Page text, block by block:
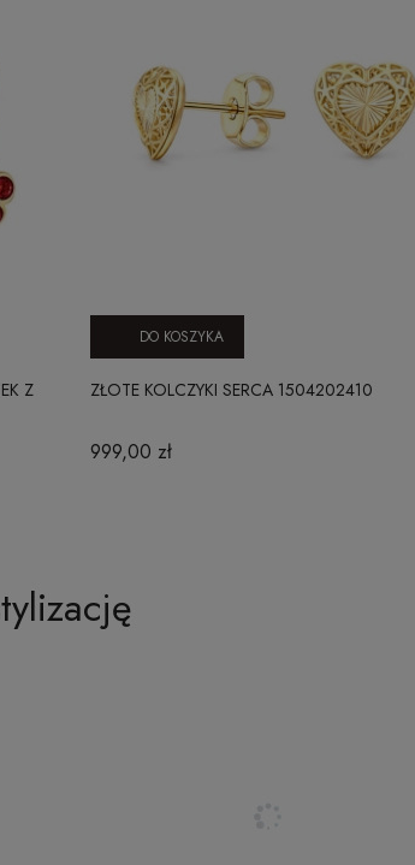
Z
ZŁOTE KOLCZYKI SERCA 1504202410
999,00 zł
DO KOSZYKA